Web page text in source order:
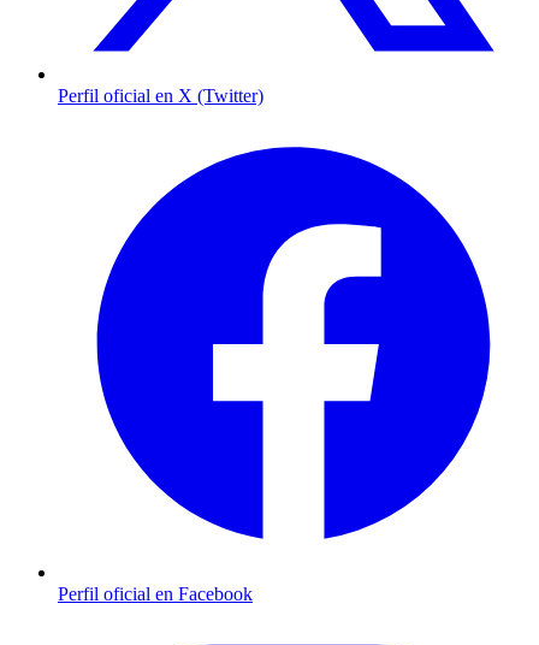
Perfil oficial en X (Twitter)
Perfil oficial en Facebook